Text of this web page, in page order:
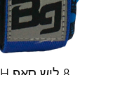
8 ליש סאפ LEASH